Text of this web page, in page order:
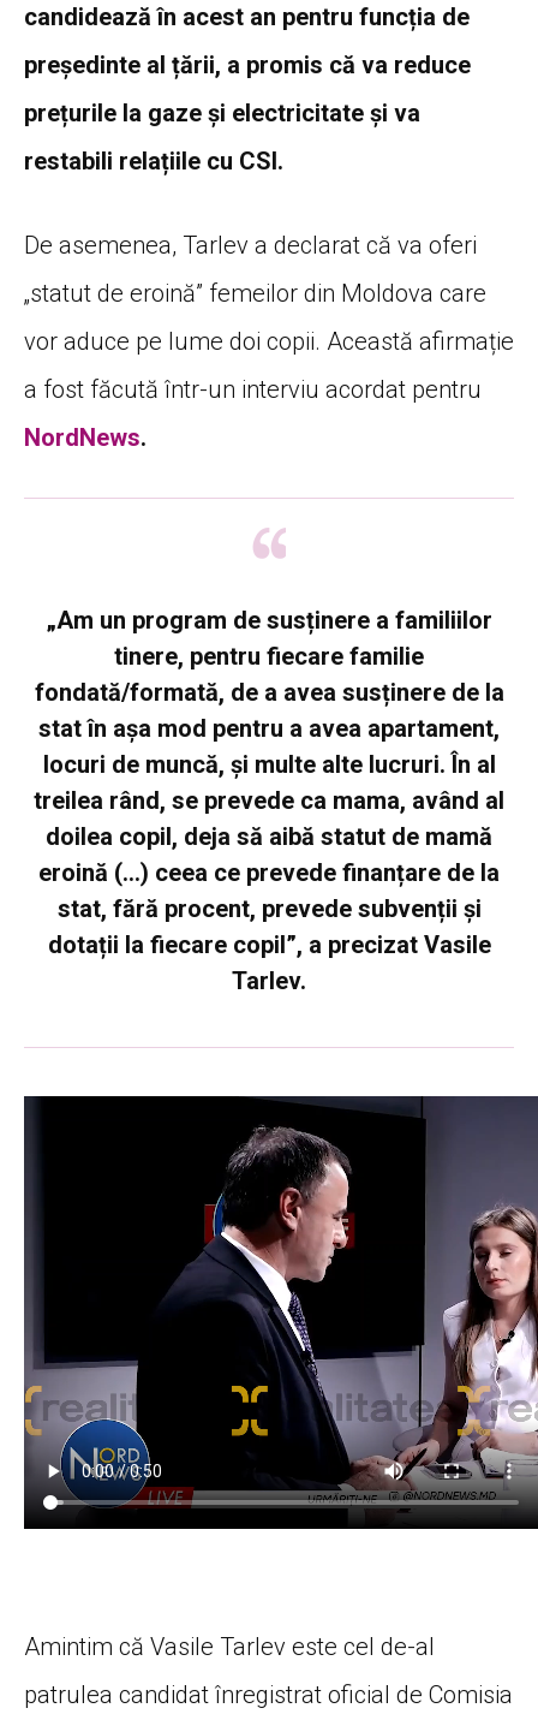
candidează în acest an pentru funcția de
președinte al țării, a promis că va reduce
prețurile la gaze și electricitate și va
restabili relațiile cu CSI.
De asemenea, Tarlev a declarat că va oferi
„statut de eroină” femeilor din Moldova care
vor aduce pe lume doi copii. Această afirmație
a fost făcută într-un interviu acordat pentru
NordNews.
„Am un program de susținere a familiilor
tinere, pentru fiecare familie
fondată/formată, de a avea susținere de la
stat în așa mod pentru a avea apartament,
locuri de muncă, și multe alte lucruri. În al
treilea rând, se prevede ca mama, având al
doilea copil, deja să aibă statut de mamă
eroină (…) ceea ce prevede finanțare de la
stat, fără procent, prevede subvenții și
dotații la fiecare copil”, a precizat Vasile
Tarlev.
Amintim că Vasile Tarlev este cel de-al
patrulea candidat înregistrat oficial de Comisia